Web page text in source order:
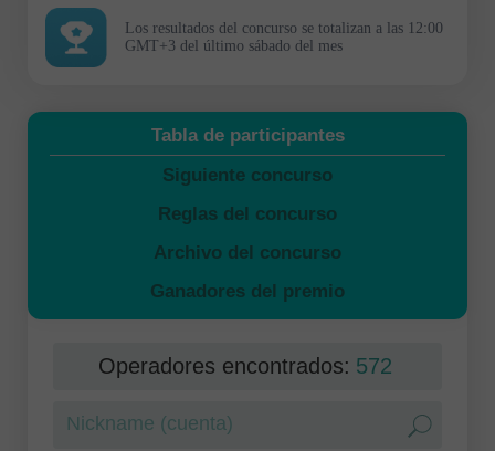
Los resultados del concurso se totalizan a las 12:00
GMT+3 del último sábado del mes
Tabla de participantes
Siguiente concurso
Reglas del concurso
Archivo del concurso
Ganadores del premio
Operadores encontrados: 572